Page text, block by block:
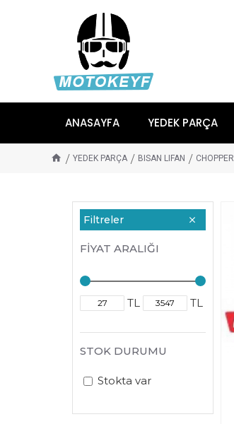
ANASAYFA YEDEK PARÇA
YEDEK PARÇA BISAN LIFAN CHOPPER
Filtreler
FIYAT ARALIĞI
TL TL
STOK DURUMU
Stokta var